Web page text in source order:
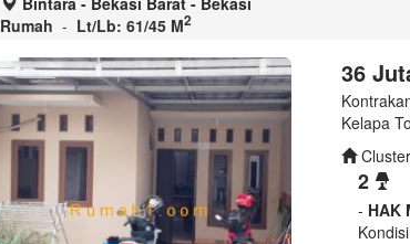
Rumah - Lt/Lb: 61/45 M2
36
Kelapa
2
- HAK